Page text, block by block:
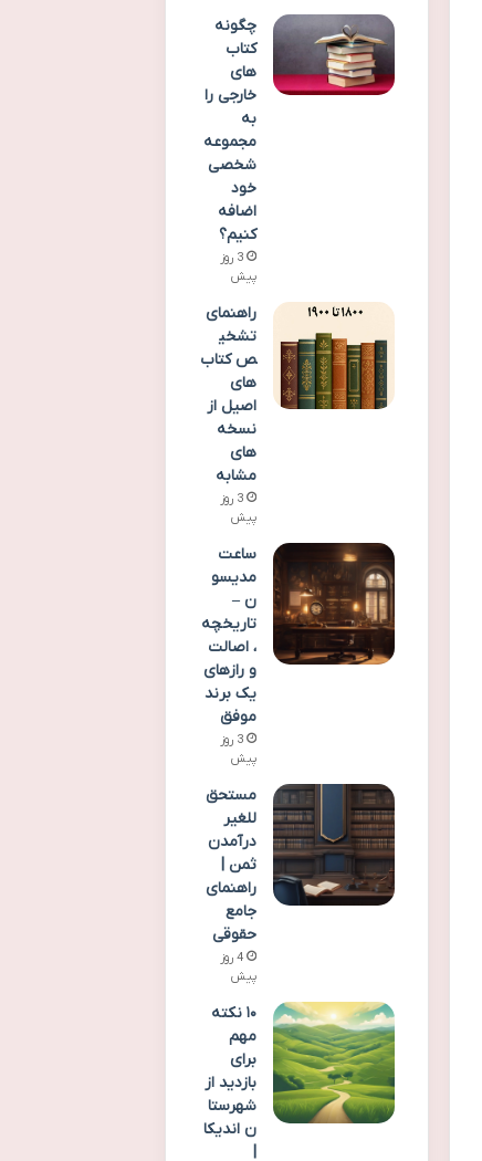
چگونه
کتاب
های
خارجی را
به
مجموعه
شخصی
خود
اضافه
کنیم؟
3 روز
پیش
راهنمای
تشخی
ص کتاب
های
اصیل از
نسخه
های
مشابه
3 روز
پیش
ساعت
مدیسو
ن –
تاریخچه
، اصالت
و رازهای
یک برند
موفق
3 روز
پیش
مستحق
للغیر
درآمدن
ثمن |
راهنمای
جامع
حقوقی
4 روز
پیش
۱۰ نکته
مهم
برای
بازدید از
شهرستا
ن اندیکا